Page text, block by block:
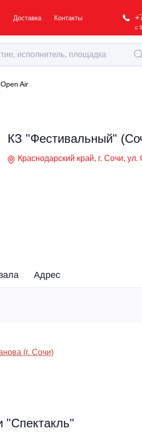
Доставка Контакты
с
Open Air
КЗ "Фестивальный"
Краснодарский край, г. Сочи,
Адрес
(г. Сочи)
"Спектакль"